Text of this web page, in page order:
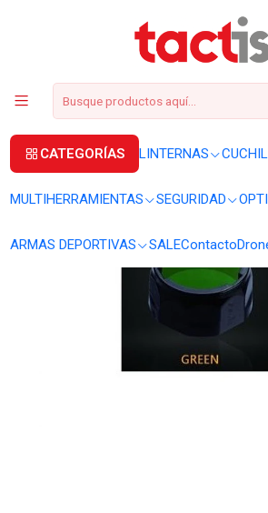
CATEGORÍAS LINTERNAS
MULTIHERRAMIENTAS SEGURIDAD
ARMAS DEPORTIVAS SALEContacto
+56 2 3224 9572 +569 62369815
ACCESORIOS Filtro Fenix